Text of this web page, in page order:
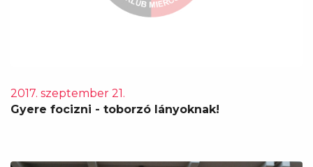
2017. szeptember 21.
Gyere focizni - toborzó lányoknak!